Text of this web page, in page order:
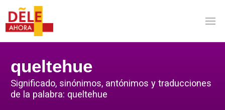
queltehue
Significado, sinónimos, antónimos y traducciones
de la palabra: queltehue